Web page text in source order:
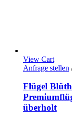
View Cart
Anfrage stellen
Flügel
überholt